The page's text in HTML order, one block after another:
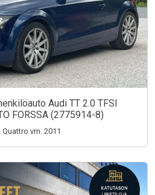
Audi TT 2.0 TFSI
FORSSA (2775914-8)
vm. 2011